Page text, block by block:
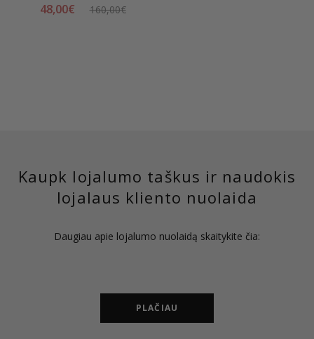
48,00€ 160,00€
Kaupk lojalumo taškus ir naudokis
lojalaus kliento nuolaida
Daugiau apie lojalumo nuolaidą skaitykite čia:
PLAČIAU